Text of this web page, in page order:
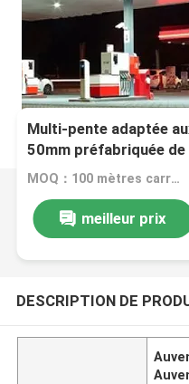
Multi-pente adaptée
50mm préfabriquée
service Q235
MOQ：100 mètres carrés
meilleur prix
DESCRIPTION DE